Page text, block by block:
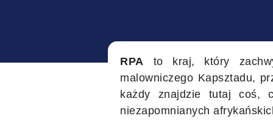
RPA to kraj, który
malowniczego Kapsztadu,
każdy znajdzie tutaj coś,
niezapomnianych